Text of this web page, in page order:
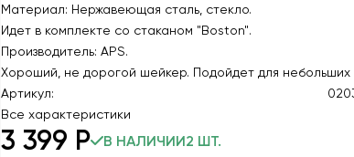
Материал: Нержавеющая сталь, стекло.
Идет в комплекте со стаканом "Boston".
Производитель: APS.
Хороший, не дорогой шейкер. Подойдет для
Артикул:
Все характеристики
3 399 Р В НАЛИЧИИ 2 ШТ.